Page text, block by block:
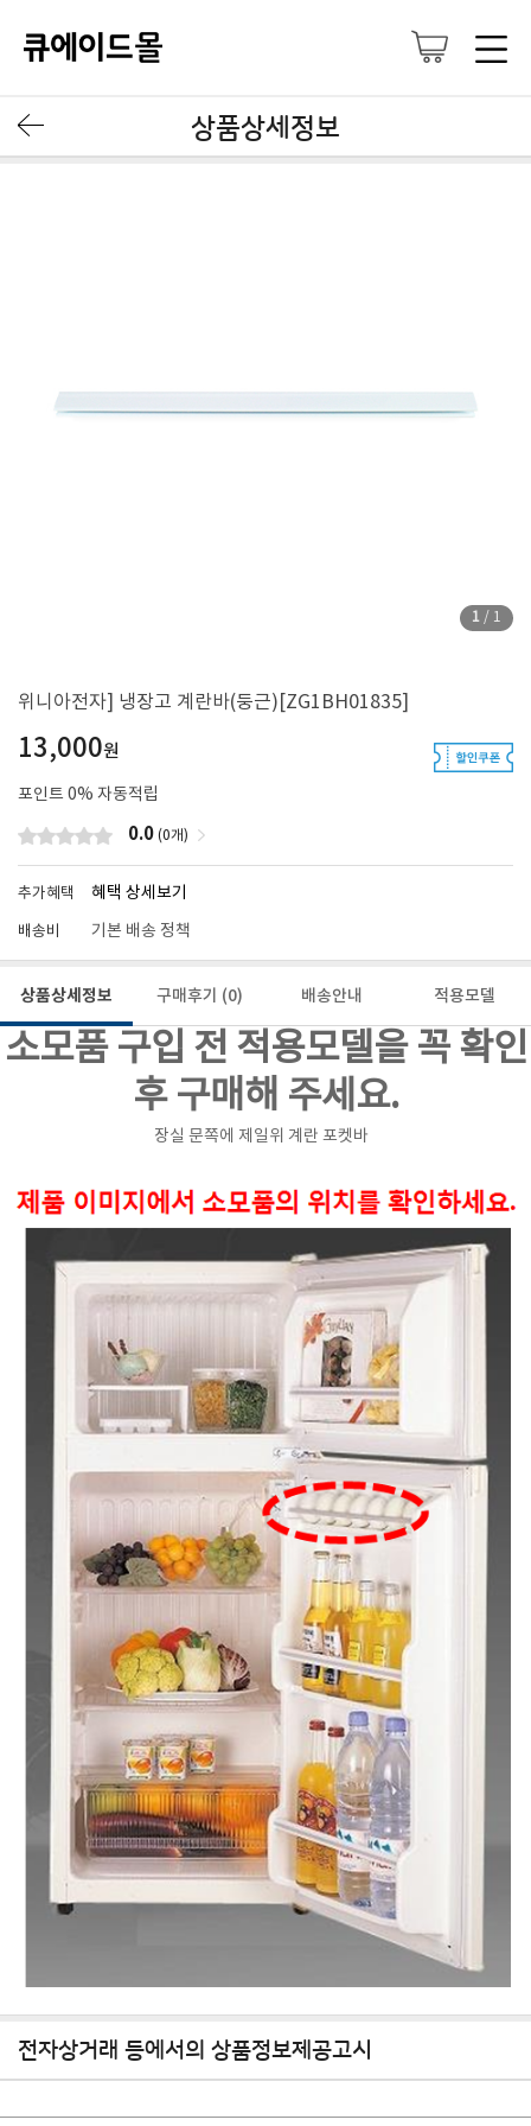
상품상세정보
1 / 1
위니아전자] 냉장고 계란바(둥근)[ZG1BH01835]
13,000원
포인트 0% 자동적립
0.0 (0개)
추가혜택 혜택 상세보기
배송비 기본 배송 정책
상품상세정보 구매후기 (0) 배송안내 적용모델
소모품 구입 전 적용모델을 꼭 확인
후 구매해 주세요.
장실 문쪽에 제일위 계란 포켓바
전자상거래 등에서의 상품정보제공고시